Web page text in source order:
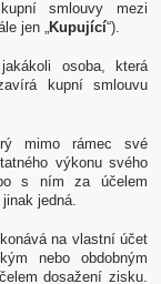
smlouvy mezi
jen „ Kupující“).
osoba, která
kupní smlouvu
mimo rámec své
výkonu svého
s ním za účelem
jedná.
na vlastní účet
nebo obdobným
dosažení zisku.